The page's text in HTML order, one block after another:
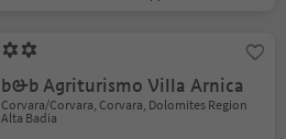
b&b Agriturismo Villa Arnica
Corvara/Corvara, Corvara, Dolomites Region
Alta Badia